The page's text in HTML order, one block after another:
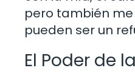
pero también
pueden ser un
El Poder de